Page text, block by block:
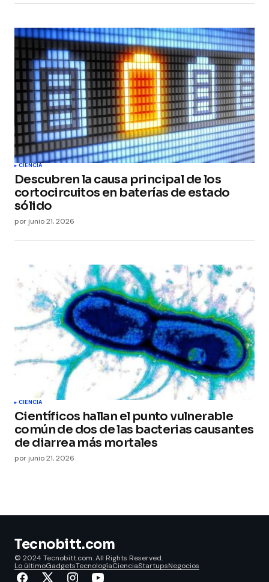
CIENCIA
Descubren la causa principal de los
cortocircuitos en baterías de estado
sólido
por junio 21, 2026
CIENCIA
Científicos hallan el punto vulnerable
común de dos de las bacterias causantes
de diarrea más mortales
por junio 21, 2026
Tecnobitt.com
© 2024 Tecnobitt.com. All Rights Reserved.
Lo últimoGadgetsTecnologíaCienciaStartupsNegocios